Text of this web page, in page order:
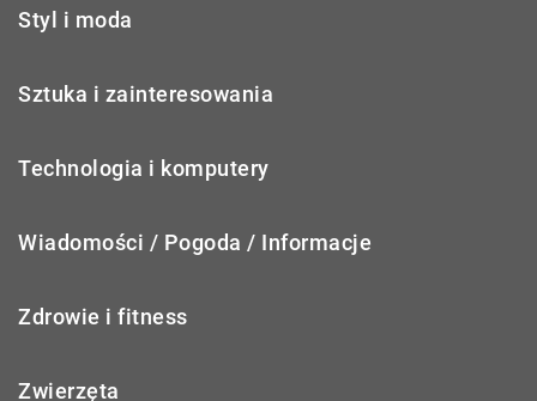
Styl i moda
Sztuka i zainteresowania
Technologia i komputery
Wiadomości / Pogoda / Informacje
Zdrowie i fitness
Zwierzęta